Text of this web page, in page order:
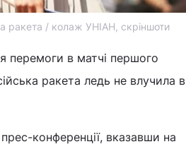
ракета / колаж УНІАН, скріншоти
перемоги в матчі першого
ракета ледь не влучила в
конференції, вказавши на